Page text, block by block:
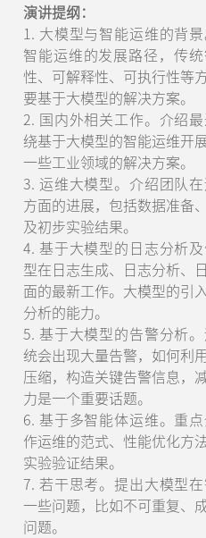
演讲提纲：
1. 大模型与智能运维的背
智能运维的发展路径，传
性、可解释性、可执行性等
要基于大模型的解决方案。
2. 国内外相关工作。介绍
绕基于大模型的智能运维开
一些工业领域的解决方案。
3. 运维大模型。介绍团队
方面的进展，包括数据准备
及初步实验结果。
4. 基于大模型的日志分析
型在日志生成、日志分析、
面的最新工作。大模型的引
分析的能力。
5. 基于大模型的告警分析
统会出现大量告警，如何利
压缩，构造关键告警信息，
力是一个重要话题。
6. 基于多智能体运维。重
作运维的范式、性能优化方
实验验证结果。
7. 若干思考。提出大模型
一些问题，比如不可重复、
问题。